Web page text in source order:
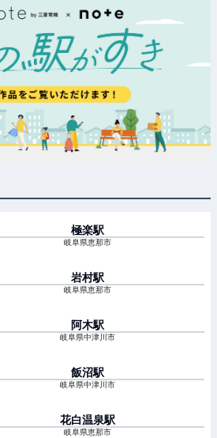
極楽駅
岐阜県恵那市
岩村駅
岐阜県恵那市
阿木駅
岐阜県中津川市
飯沼駅
岐阜県中津川市
花白温泉駅
岐阜県恵那市